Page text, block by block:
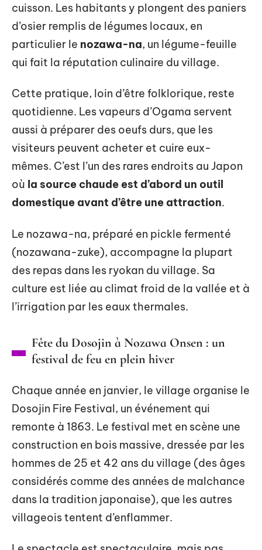
cuisson. Les habitants y plongent des paniers
d’osier remplis de légumes locaux, en
particulier le nozawa-na, un légume-feuille
qui fait la réputation culinaire du village.
Cette pratique, loin d’être folklorique, reste
quotidienne. Les vapeurs d’Ogama servent
aussi à préparer des oeufs durs, que les
visiteurs peuvent acheter et cuire eux-
mêmes. C’est l’un des rares endroits au Japon
où la source chaude est d’abord un outil
domestique avant d’être une attraction.
Le nozawa-na, préparé en pickle fermenté
(nozawana-zuke), accompagne la plupart
des repas dans les ryokan du village. Sa
culture est liée au climat froid de la vallée et à
l’irrigation par les eaux thermales.
Fête du Dosojin à Nozawa Onsen : un
festival de feu en plein hiver
Chaque année en janvier, le village organise le
Dosojin Fire Festival, un événement qui
remonte à 1863. Le festival met en scène une
construction en bois massive, dressée par les
hommes de 25 et 42 ans du village (des âges
considérés comme des années de malchance
dans la tradition japonaise), que les autres
villageois tentent d’enflammer.